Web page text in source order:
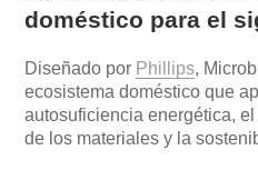
doméstico para el
Diseñado por Phillips,
ecosistema doméstico que
autosuficiencia energética,
de los materiales y la